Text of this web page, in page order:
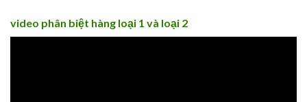
video phân biệt hàng loại 1 và loại 2